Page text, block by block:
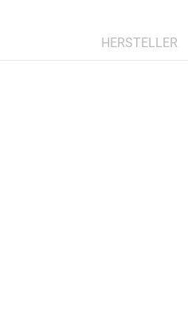
HERSTELLER